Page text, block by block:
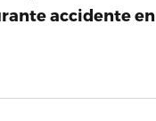
accidente en